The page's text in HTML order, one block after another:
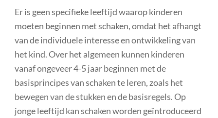
Er is geen specifieke leeftijd waarop kinderen
moeten beginnen met schaken, omdat het afhangt
van de individuele interesse en ontwikkeling van
het kind. Over het algemeen kunnen kinderen
vanaf ongeveer 4-5 jaar beginnen met de
basisprincipes van schaken te leren, zoals het
bewegen van de stukken en de basisregels. Op
jonge leeftijd kan schaken worden geïntroduceerd